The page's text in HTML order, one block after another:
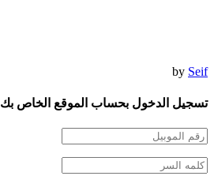
by Seif
تسجيل الدخول بحساب الموقع الخاص بك